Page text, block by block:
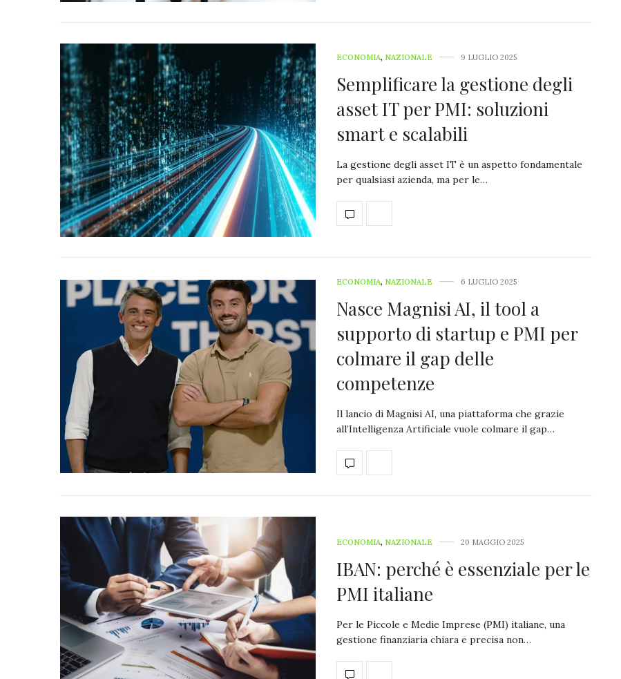
ECONOMIA, NAZIONALE 9 LUGLIO 2025
Semplificare la gestione degli
asset IT per PMI: soluzioni
smart e scalabili
La gestione degli asset IT è un aspetto fondamentale
per qualsiasi azienda, ma per le…
ECONOMIA, NAZIONALE 6 LUGLIO 2025
Nasce Magnisi AI, il tool a
supporto di startup e PMI per
colmare il gap delle
competenze
Il lancio di Magnisi AI, una piattaforma che grazie
all’Intelligenza Artificiale vuole colmare il gap…
ECONOMIA, NAZIONALE 20 MAGGIO 2025
IBAN: perché è essenziale per le
PMI italiane
Per le Piccole e Medie Imprese (PMI) italiane, una
gestione finanziaria chiara e precisa non…